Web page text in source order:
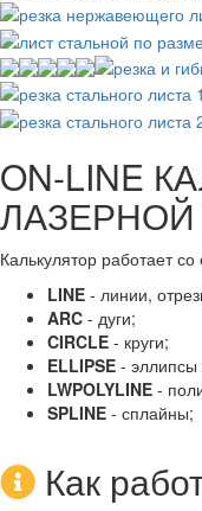
ON-LINE
ЛАЗЕРНОЙ
Калькулятор работает
LINE - линии,
ARC - дуги;
CIRCLE - круги;
ELLIPSE - эллипсы
LWPOLYLINE -
SPLINE - сплайны;
Как